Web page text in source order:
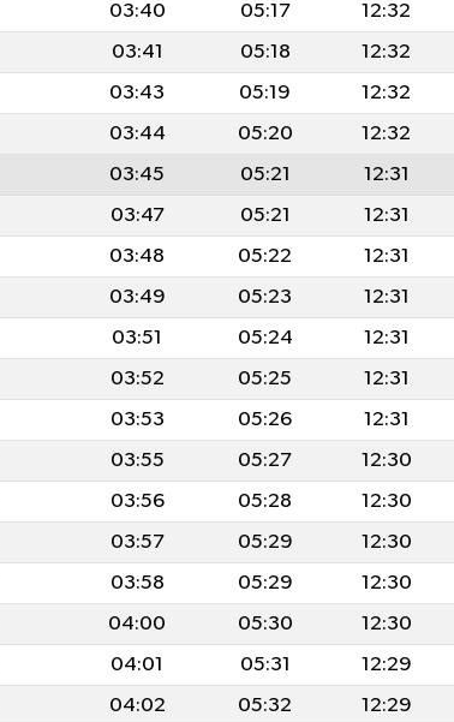
03:40 05:17 12:32
03:41 05:18 12:32
03:43 05:19 12:32
03:44 05:20 12:32
03:45 05:21 12:31
03:47 05:21 12:31
03:48 05:22 12:31
03:49 05:23 12:31
03:51 05:24 12:31
03:52 05:25 12:31
03:53 05:26 12:31
03:55 05:27 12:30
03:56 05:28 12:30
03:57 05:29 12:30
03:58 05:29 12:30
04:00 05:30 12:30
04:01 05:31 12:29
04:02 05:32 12:29